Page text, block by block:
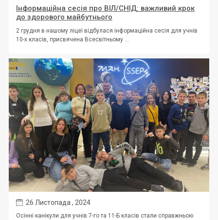
Інформаційна сесія про ВІЛ/СНІД: важливий крок
до здорового майбутнього
2 грудня в нашому ліцеї відбулася інформаційна сесія для учнів
10-х класів, присвячена Всесвітньому ...
26 Листопада , 2024
Осінні канікули для учнів 7-го та 11-Б класів стали справжньою